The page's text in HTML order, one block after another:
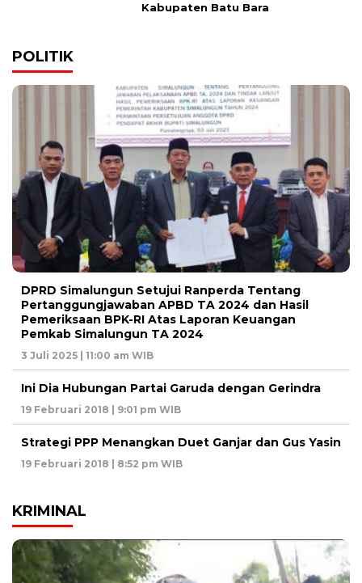
Kabupaten Batu Bara
POLITIK
DPRD Simalungun Setujui Ranperda Tentang
Pertanggungjawaban APBD TA 2024 dan Hasil
Pemeriksaan BPK-RI Atas Laporan Keuangan
Pemkab Simalungun TA 2024
3 Juli 2025 | 11:00 am WIB
Ini Dia Hubungan Partai Garuda dengan Gerindra
19 Februari 2018 | 9:01 pm WIB
Strategi PPP Menangkan Duet Ganjar dan Gus Yasin
19 Februari 2018 | 8:52 pm WIB
KRIMINAL